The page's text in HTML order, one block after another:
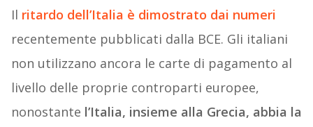
Il ritardo dell’Italia è dimostrato dai numeri
recentemente pubblicati dalla BCE. Gli italiani
non utilizzano ancora le carte di pagamento al
livello delle proprie controparti europee,
nonostante l’Italia, insieme alla Grecia, abbia la